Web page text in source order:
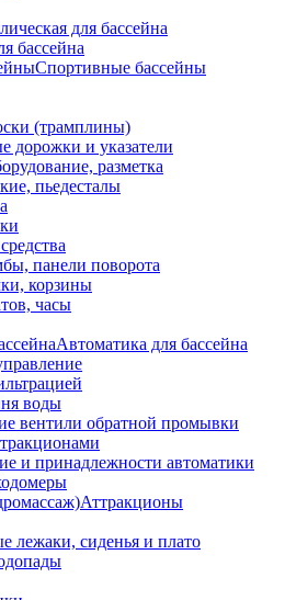
для бассейна
бассейна
Спортивные бассейны
(трамплины)
дорожки и указатели
разметка
пьедесталы
панели поворота
корзины
часы
Автоматика для бассейна
воды
вентили обратной промывки
и принадлежности автоматики
Аттракционы
лежаки, сиденья и плато